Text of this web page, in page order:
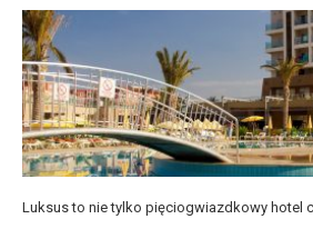
Luksus to nie tylko pięciogwiazdkowy hotel